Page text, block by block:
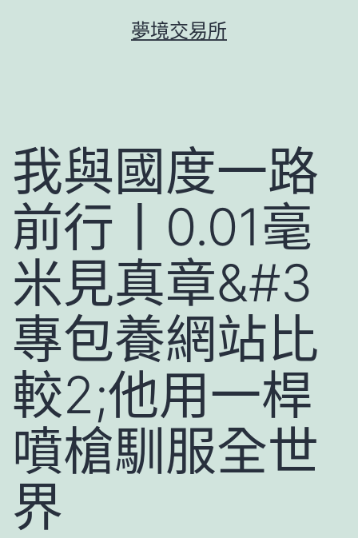
夢境交易所
我與國度一路
前行丨0.01毫
米見真章&#3
專包養網站比
較2;他用一桿
噴槍馴服全世
界